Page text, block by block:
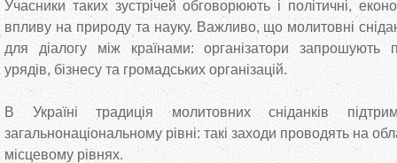
Учасники таких зустрічей обговорюють і політичні,
впливу на природу та науку. Важливо, що молитовні
для діалогу між країнами: організатори запрошують
урядів, бізнесу та громадських організацій.
В Україні традиція молитовних сніданків
загальнонаціональному рівні: такі заходи проводять на
місцевому рівнях.